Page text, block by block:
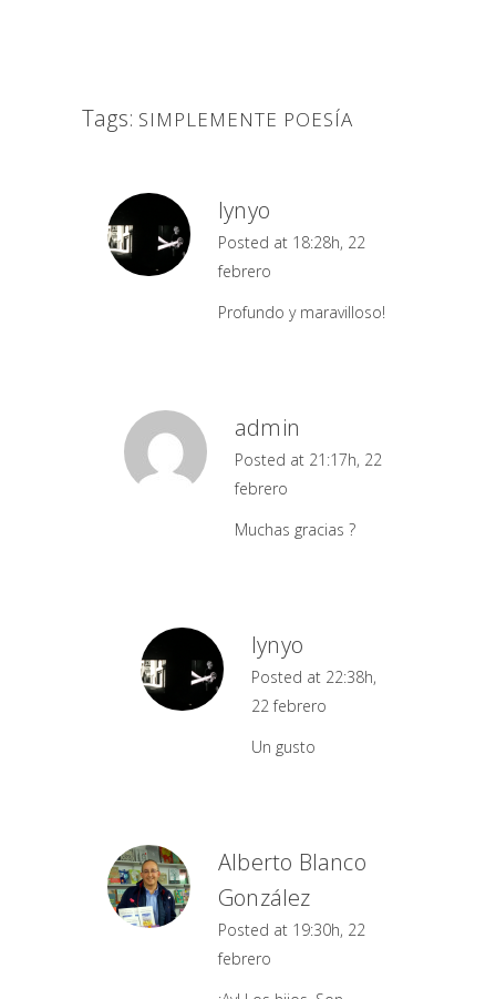
Tags: SIMPLEMENTE POESÍA
lynyo
Posted at 18:28h, 22
febrero
Profundo y maravilloso!
admin
Posted at 21:17h, 22
febrero
Muchas gracias ?
lynyo
Posted at 22:38h,
22 febrero
Un gusto
Alberto Blanco
González
Posted at 19:30h, 22
febrero